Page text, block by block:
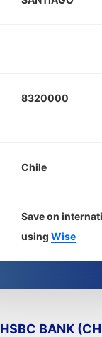
8320000
Chile
Save on
using Wise
HSBC BANK